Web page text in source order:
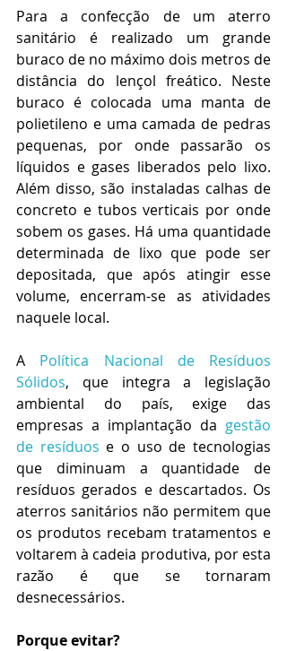
Para a confecção de um aterro
sanitário é realizado um grande
buraco de no máximo dois metros de
distância do lençol freático. Neste
buraco é colocada uma manta de
polietileno e uma camada de pedras
pequenas, por onde passarão os
líquidos e gases liberados pelo lixo.
Além disso, são instaladas calhas de
concreto e tubos verticais por onde
sobem os gases. Há uma quantidade
determinada de lixo que pode ser
depositada, que após atingir esse
volume, encerram-se as atividades
naquele local.
A Política Nacional de Resíduos
Sólidos, que integra a legislação
ambiental do país, exige das
empresas a implantação da gestão
de resíduos e o uso de tecnologias
que diminuam a quantidade de
resíduos gerados e descartados. Os
aterros sanitários não permitem que
os produtos recebam tratamentos e
voltarem à cadeia produtiva, por esta
razão é que se tornaram
desnecessários.
Porque evitar?